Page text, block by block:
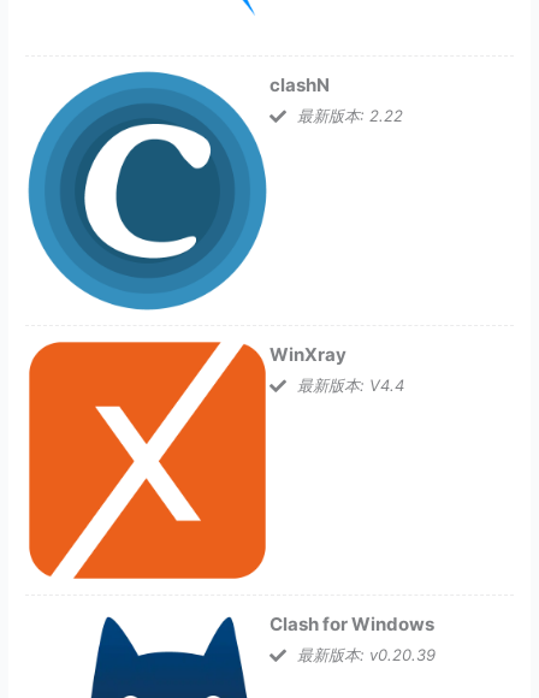
clashN
最新版本: 2.22
WinXray
最新版本: V4.4
Clash for Windows
最新版本: v0.20.39